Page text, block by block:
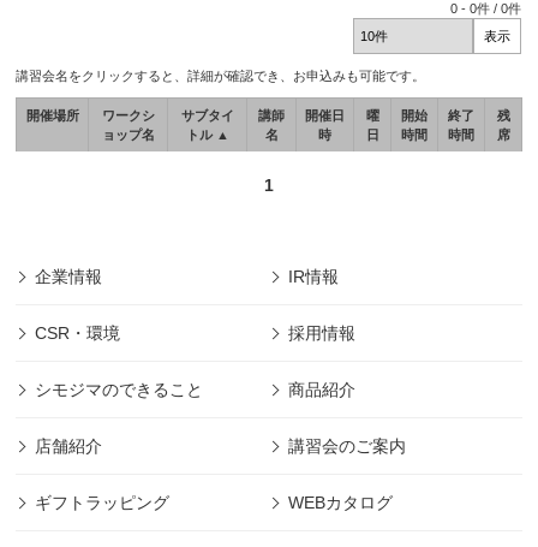
0 -0件 /0件
講習会名をクリックすると、詳細が確認でき、お申込みも可能です。
開催場所
ワークシ
ョップ名
サブタイ
トル ▲
講師
名
開催日
時
曜
日
開始
時間
終了
時間
残
席
1
企業情報 IR情報
CSR・環境 採用情報
シモジマのできること 商品紹介
店舗紹介 講習会のご案内
ギフトラッピング WEBカタログ